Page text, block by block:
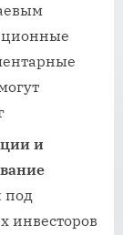
и
под
инвесторов